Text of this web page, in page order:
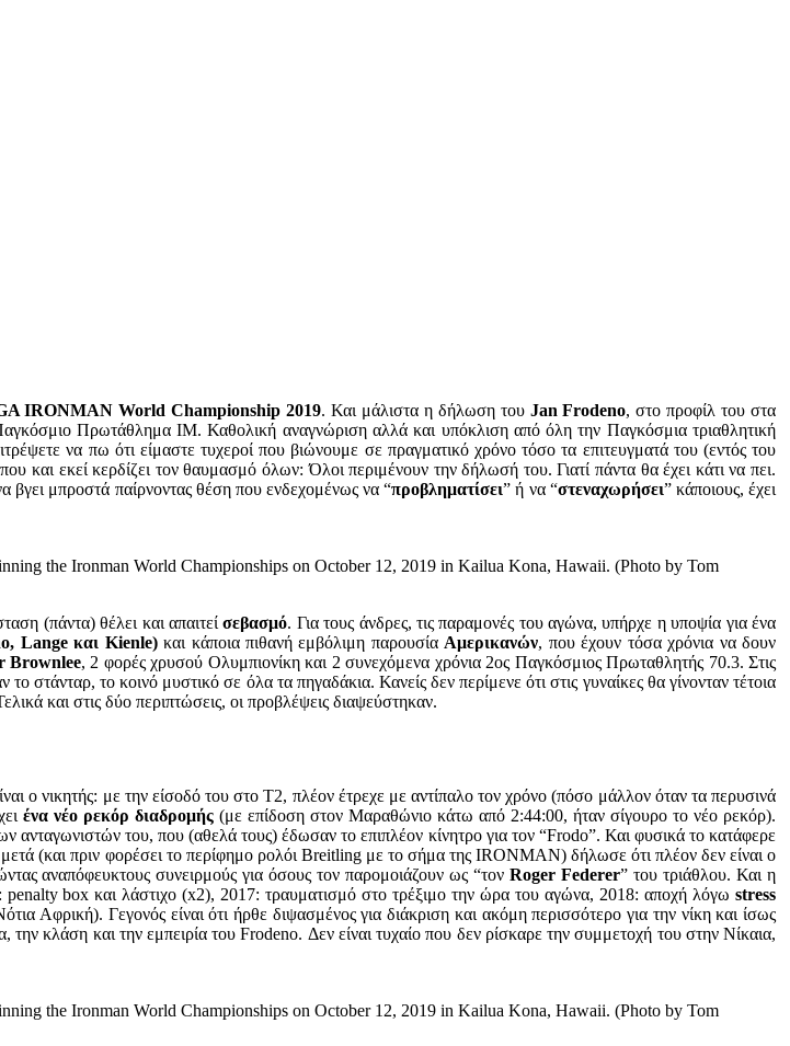
IRONMAN World Championship 2019. Και μάλιστα η δήλωση του Jan Frodeno, στο προφίλ του στα
Πρωτάθλημα ΙΜ. Καθολική αναγνώριση αλλά και υπόκλιση από όλη την Παγκόσμια τριαθλητική
να πω ότι είμαστε τυχεροί που βιώνουμε σε πραγματικό χρόνο τόσο τα επιτευγματά του (εντός του
και εκεί κερδίζει τον θαυμασμό όλων: Όλοι περιμένουν την δήλωσή του. Γιατί πάντα θα έχει κάτι να πει.
βγει μπροστά παίρνοντας θέση που ενδεχομένως να “προβληματίσει” ή να “στεναχωρήσει” κάποιους, έχει
the Ironman World Championships on October 12, 2019 in Kailua Kona, Hawaii. (Photo by Tom
(πάντα) θέλει και απαιτείσεβασμό. Για τους άνδρες, τις παραμονές του αγώνα, υπήρχε η υποψία για ένα
Lange και Kienle)και κάποια πιθανή εμβόλιμη παρουσίαΑμερικανών, που έχουν τόσα χρόνια να δουν
Brownlee, 2 φορές χρυσού Ολυμπιονίκη και 2 συνεχόμενα χρόνια 2ος Παγκόσμιος Πρωταθλητής 70.3. Στις
το στάνταρ, το κοινό μυστικό σε όλα τα πηγαδάκια. Κανείς δεν περίμενε ότι στις γυναίκες θα γίνονταν τέτοια
και στις δύο περιπτώσεις, οι προβλέψεις διαψεύστηκαν.
ο νικητής: με την είσοδό του στο Τ2, πλέον έτρεχε με αντίπαλο τον χρόνο (πόσο μάλλον όταν τα περυσινά
ένα νέο ρεκόρ διαδρομής (με επίδοση στον Μαραθώνιο κάτω από 2:44:00, ήταν σίγουρο το νέο ρεκόρ).
του, που (αθελά τους) έδωσαν το επιπλέον κίνητρο για τον “Frodo”. Και φυσικά το κατάφερε
(και πριν φορέσει το περίφημο ρολόι Breitling με το σήμα της IRONMAN) δήλωσε ότι πλέον δεν είναι ο
αναπόφευκτους συνειρμούς για όσους τον παρομοιάζουν ως “τον Roger Federer” του τριάθλου. Και η
penalty box και λάστιχο (x2), 2017: τραυματισμό στο τρέξιμο την ώρα του αγώνα, 2018: αποχή λόγω stress
Αφρική). Γεγονός είναι ότι ήρθε διψασμένος για διάκριση και ακόμη περισσότερο για την νίκη και ίσως
κλάση και την εμπειρία του Frodeno. Δεν είναι τυχαίο που δεν ρίσκαρε την συμμετοχή του στην Νίκαια,
the Ironman World Championships on October 12, 2019 in Kailua Kona, Hawaii. (Photo by Tom